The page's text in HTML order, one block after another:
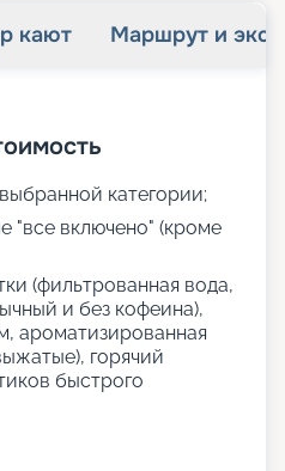
кают Маршрут и
категории;
"все включено" (кроме
(фильтрованная вода,
и без кофеина),
ароматизированная
горячий
быстрого